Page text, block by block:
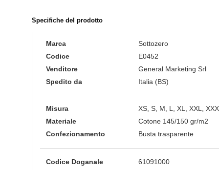
Specifiche del prodotto
Marca
Sottozero
Codice
E0452
Venditore
General Marketing Srl
Spedito da
Italia (BS)
Misura
XS, S, M, L, XL, XXL,
Materiale
Cotone 145/150 gr/m2
Confezionamento
Busta trasparente
Codice Doganale
61091000